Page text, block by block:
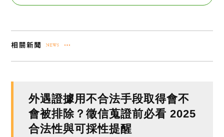
外遇證據用不合法手段取得會不
會被排除？徵信蒐證前必看 2025
合法性與可採性提醒